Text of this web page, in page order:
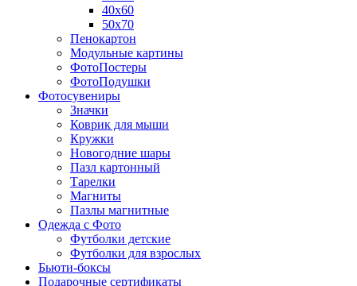
40х60
50х70
Пенокартон
Модульные картины
ФотоПостеры
ФотоПодушки
Фотоcувениры
Значки
Коврик для мыши
Кружки
Новогодние шары
Пазл картонный
Тарелки
Магниты
Пазлы магнитные
Одежда с Фото
Футболки детские
Футболки для взрослых
Бьюти-боксы
Подарочные сертификаты